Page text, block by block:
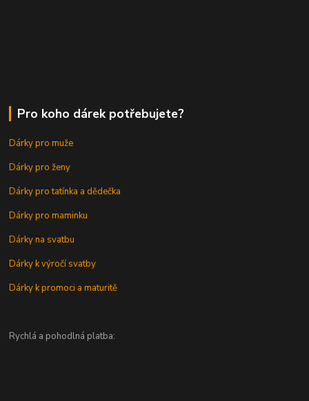
Pro koho dárek potřebujete?
Dárky pro muže
Dárky pro ženy
Dárky pro tatínka a dědečka
Dárky pro maminku
Dárky na svatbu
Dárky k výročí svatby
Dárky k promoci a maturitě
Rychlá a pohodlná platba: